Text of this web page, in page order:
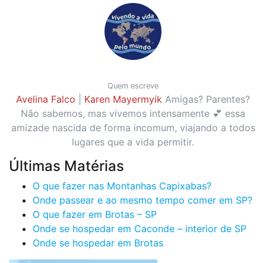
Quem escreve
Avelina Falco Karen Mayermyik Amigas? Parentes?
Não sabemos, mas vivemos intensamente 💕 essa
amizade nascida de forma incomum, viajando a todos
lugares que a vida permitir.
Últimas Matérias
O que fazer nas Montanhas Capixabas?
Onde passear e ao mesmo tempo comer em SP?
O que fazer em Brotas – SP
Onde se hospedar em Caconde – interior de SP
Onde se hospedar em Brotas